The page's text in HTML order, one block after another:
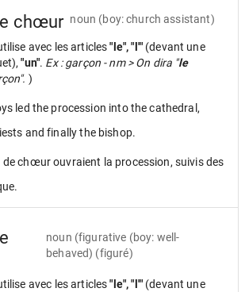
chœur noun (boy: church assistant)
avec les articles"le", "l'" (devant une
"un". Ex : garçon - nm > On dira "le
)
led the procession into the cathedral,
and finally the bishop.
de chœur ouvraient la procession, suivis des
noun (figurative (boy: well-
behaved) (figuré)
avec les articles"le", "l'" (devant une